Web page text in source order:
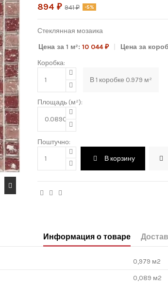
894 ₽ 941 ₽ -5%
Стеклянная мозаика
Цена за 1 м²: 10 044 ₽ Цена за
Коробка:
В1 коробке 0.979 м²
Площадь (м²):
Поштучно:
В корзину
Информация о товаре
0,979 м2
0,089 м2